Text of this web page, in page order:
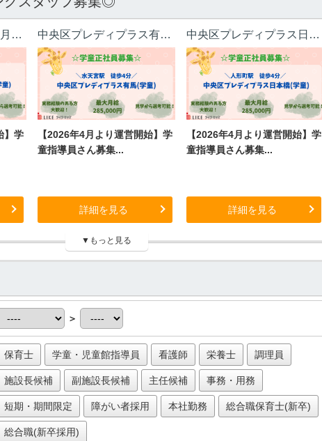
中央区プレディプラス月島第三(学童)
】学
中央区プレディプラス有馬(学童)
【2026年4月より運営開始】学
童指導員さん募集...
詳細を見る
中央区プレディプラス日本橋(学童)
【2026年4月より運営開始】学
童指導員さん募集...
詳細を見る
▼もっと見る
＞
保育士 学童・児童館指導員 看護師 栄養士 調理員
施設長候補 副施設長候補 主任候補 事務・用務
短期・期間限定 障がい者採用 本社勤務 総合職保育士(新卒)
総合職(新卒採用)